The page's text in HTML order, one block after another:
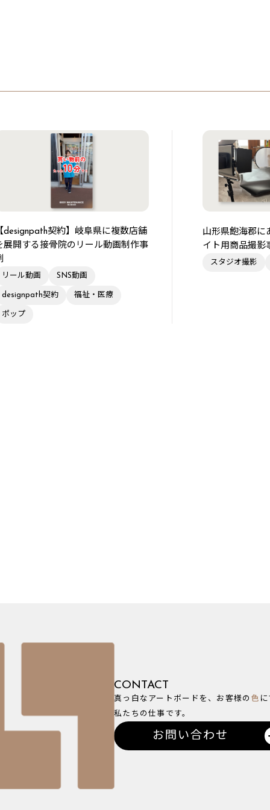
designpath契約】岐阜県に複数店舗
展開する接骨院のリール動画制作事
リール動画 SNS動画
designpath契約 福祉・医療
ポップ
山形県飽海郡に
イト用商品撮影
スタジオ撮影
CONTACT
真っ白なアートボードを、お客様の 色
私たちの仕事です。
お問い合わせ